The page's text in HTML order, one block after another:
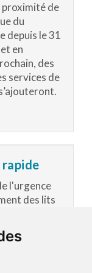
de
du
depuis le 31
en
des
services de
l'urgence
des lits
et